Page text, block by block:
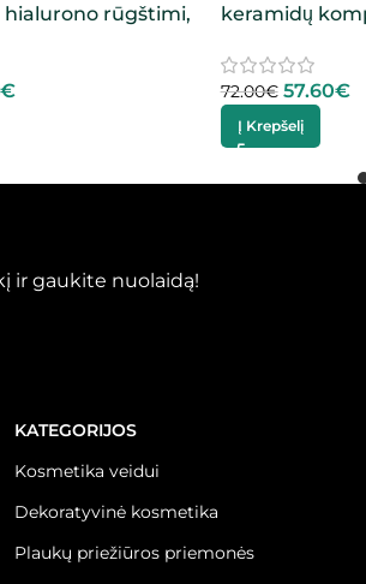
hialurono rūgštimi,
€
keramidų
72.00€ 57.60€
Į Krepšelį
ir gaukite nuolaidą!
KATEGORIJOS
Kosmetika veidui
Dekoratyvinė kosmetika
Plaukų priežiūros priemonės